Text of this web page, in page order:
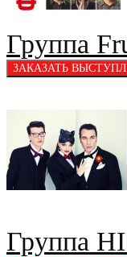
Группа
Группа